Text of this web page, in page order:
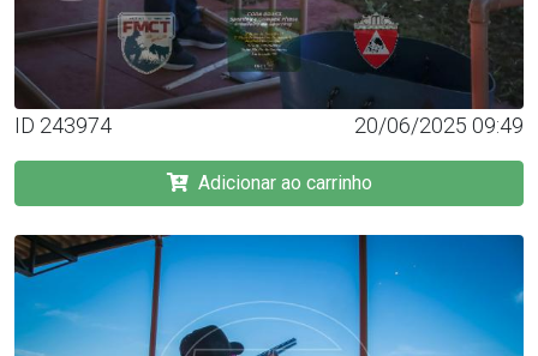
ID 243974 20/06/2025 09:49
Adicionar ao carrinho